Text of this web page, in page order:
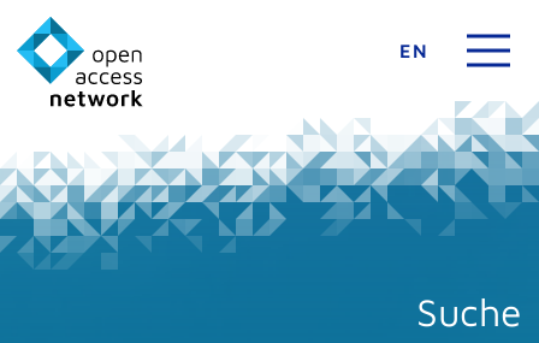
EN
Suche